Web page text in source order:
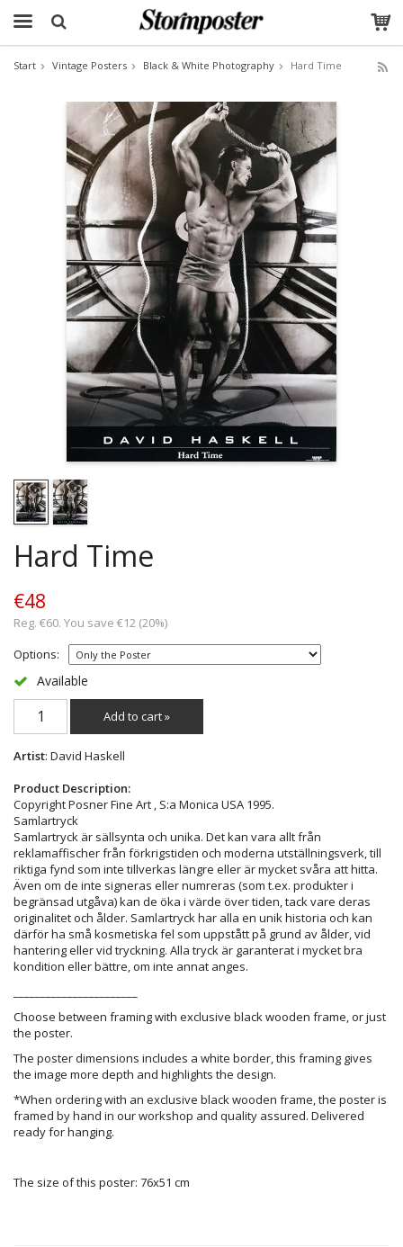
Start Vintage Posters Black & White Photography Hard Time
Hard Time
€48
Reg. €60. You save €12 (20%)
Options:
Available
Add to cart »
Artist: David Haskell
Product Description:
Copyright Posner Fine Art , S:a Monica USA 1995.
Samlartryck
Samlartryck är sällsynta och unika. Det kan vara allt från
reklamaffischer från förkrigstiden och moderna utställningsverk, till
riktiga fynd som inte tillverkas längre eller är mycket svåra att hitta.
Även om de inte signeras eller numreras (som t.ex. produkter i
begränsad utgåva) kan de öka i värde över tiden, tack vare deras
originalitet och ålder. Samlartryck har alla en unik historia och kan
därför ha små kosmetiska fel som uppstått på grund av ålder, vid
hantering eller vid tryckning. Alla tryck är garanterat i mycket bra
kondition eller bättre, om inte annat anges.
Choose between framing with exclusive black wooden frame, or just
the poster.
The poster dimensions includes a white border, this framing gives
the image more depth and highlights the design.
*When ordering with an exclusive black wooden frame, the poster is
framed by hand in our workshop and quality assured. Delivered
ready for hanging.
The size of this poster: 76x51 cm